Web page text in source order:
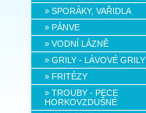
» SPORÁKY, VAŘIDLA
» PÁNVE
» VODNÍ LÁZNĚ
» GRILY - LÁVOVÉ GRILY
» FRITÉZY
» TROUBY - PECE
HORKOVZDUŠNÉ